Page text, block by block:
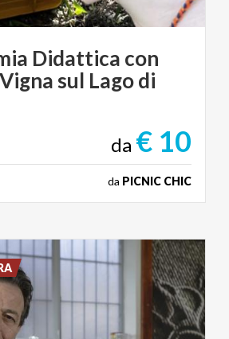
Didattica con
sul Lago di
da € 10
da PICNIC CHIC